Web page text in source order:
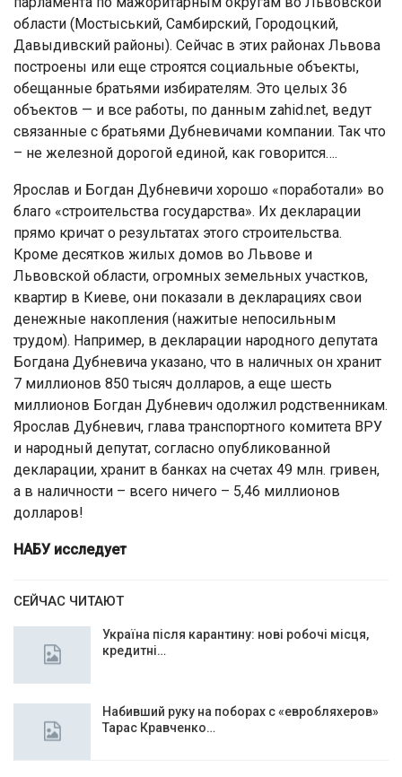
области (Мостыський, Самбирский, Городоцкий,
Давыдивский районы). Сейчас в этих районах Львова
построены или еще строятся социальные объекты,
обещанные братьями избирателям. Это целых 36
объектов — и все работы, по данным zahid.net, ведут
связанные с братьями Дубневичами компании. Так что
– не железной дорогой единой, как говорится….
Ярослав и Богдан Дубневичи хорошо «поработали» во
благо «строительства государства». Их декларации
прямо кричат о результатах этого строительства.
Кроме десятков жилых домов во Львове и
Львовской области, огромных земельных участков,
квартир в Киеве, они показали в декларациях свои
денежные накопления (нажитые непосильным
трудом). Например, в декларации народного депутата
Богдана Дубневича указано, что в наличных он хранит
7 миллионов 850 тысяч долларов, а еще шесть
миллионов Богдан Дубневич одолжил родственникам.
Ярослав Дубневич, глава транспортного комитета ВРУ
и народный депутат, согласно опубликованной
декларации, хранит в банках на счетах 49 млн. гривен,
а в наличности – всего ничего – 5,46 миллионов
долларов!
НАБУ исследует
СЕЙЧАС ЧИТАЮТ
Україна після карантину: нові робочі місця,
кредитні…
Набивший руку на поборах с «евробляхеров»
Тарас Кравченко…